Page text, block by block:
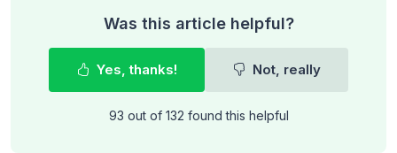
Was this article helpful?
Yes, thanks! Not, really
93 out of 132 found this helpful